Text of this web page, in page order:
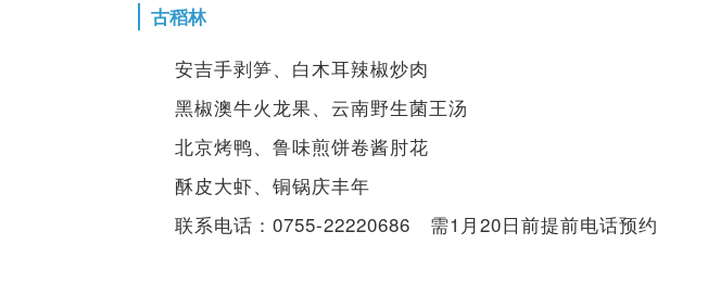
古稻林
安吉手剥笋、白木耳辣椒炒肉
黑椒澳牛火龙果、云南野生菌王汤
北京烤鸭、鲁味煎饼卷酱肘花
酥皮大虾、铜锅庆丰年
联系电话：0755-22220686 需1月20日前提前电话预约